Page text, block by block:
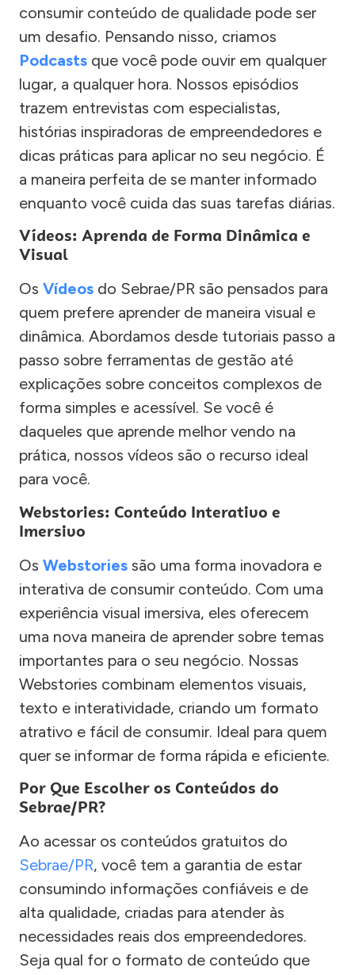
consumir conteúdo de qualidade pode ser
um desafio. Pensando nisso, criamos
Podcasts que você pode ouvir em qualquer
lugar, a qualquer hora. Nossos episódios
trazem entrevistas com especialistas,
histórias inspiradoras de empreendedores e
dicas práticas para aplicar no seu negócio. É
a maneira perfeita de se manter informado
enquanto você cuida das suas tarefas diárias.
Vídeos: Aprenda de Forma Dinâmica e
Visual
Os Vídeos do Sebrae/PR são pensados para
quem prefere aprender de maneira visual e
dinâmica. Abordamos desde tutoriais passo a
passo sobre ferramentas de gestão até
explicações sobre conceitos complexos de
forma simples e acessível. Se você é
daqueles que aprende melhor vendo na
prática, nossos vídeos são o recurso ideal
para você.
Webstories: Conteúdo Interativo e
Imersivo
Os Webstories são uma forma inovadora e
interativa de consumir conteúdo. Com uma
experiência visual imersiva, eles oferecem
uma nova maneira de aprender sobre temas
importantes para o seu negócio. Nossas
Webstories combinam elementos visuais,
texto e interatividade, criando um formato
atrativo e fácil de consumir. Ideal para quem
quer se informar de forma rápida e eficiente.
Por Que Escolher os Conteúdos do
Sebrae/PR?
Ao acessar os conteúdos gratuitos do
Sebrae/PR, você tem a garantia de estar
consumindo informações confiáveis e de
alta qualidade, criadas para atender às
necessidades reais dos empreendedores.
Seja qual for o formato de conteúdo que